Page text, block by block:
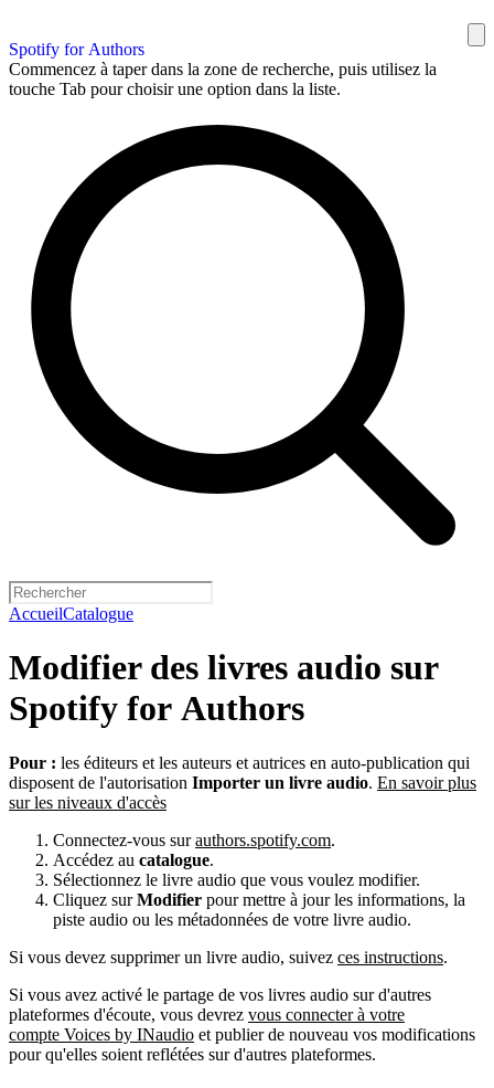
Spotify for Authors
Commencez à taper dans la zone de recherche, puis utilisez la
touche Tab pour choisir une option dans la liste.
AccueilCatalogue
Modifier des livres audio sur
Spotify for Authors
Pour : les éditeurs et les auteurs et autrices en auto-publication qui
disposent de l'autorisation Importer un livre audio. En savoir plus
sur les niveaux d'accès
Connectez-vous surauthors.spotify.com.
Accédez au catalogue.
Sélectionnez le livre audio que vous voulez modifier.
Cliquez surModifier pour mettre à jour les informations, la
piste audio ou les métadonnées de votre livre audio.
Si vous devez supprimer un livre audio, suivez ces instructions.
Si vous avez activé le partage de vos livres audio sur d'autres
plateformes d'écoute, vous devrez vous connecter à votre
compte Voices by INaudio et publier de nouveau vos modifications
pour qu'elles soient reflétées sur d'autres plateformes.